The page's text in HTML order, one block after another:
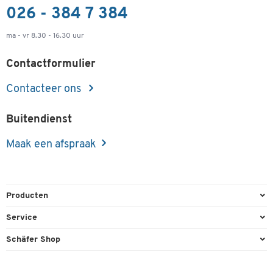
026 - 384 7 384
ma - vr 8.30 - 16.30 uur
Contactformulier
Contacteer ons
Buitendienst
Maak een afspraak
Producten
Kantoorbenodigdheden
Service
Bestelling herroepen
Schäfer Shop